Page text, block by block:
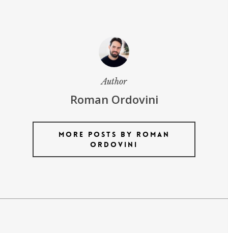
Author
Roman Ordovini
More posts by Roman
Ordovini